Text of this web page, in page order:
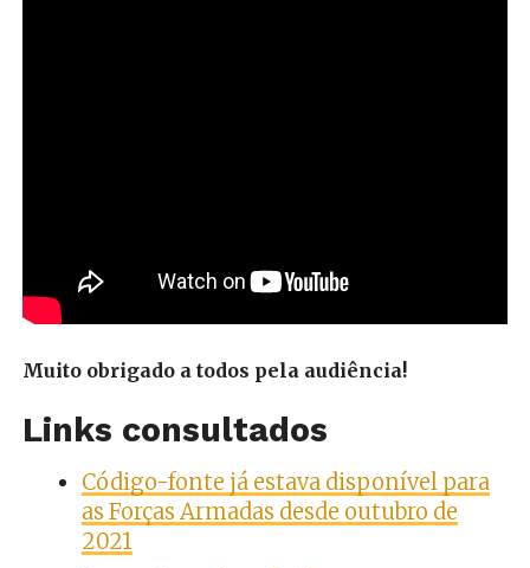
Muito obrigado a todos pela audiência!
Links consultados
Código-fonte já estava disponível para
as Forças Armadas desde outubro de
2021